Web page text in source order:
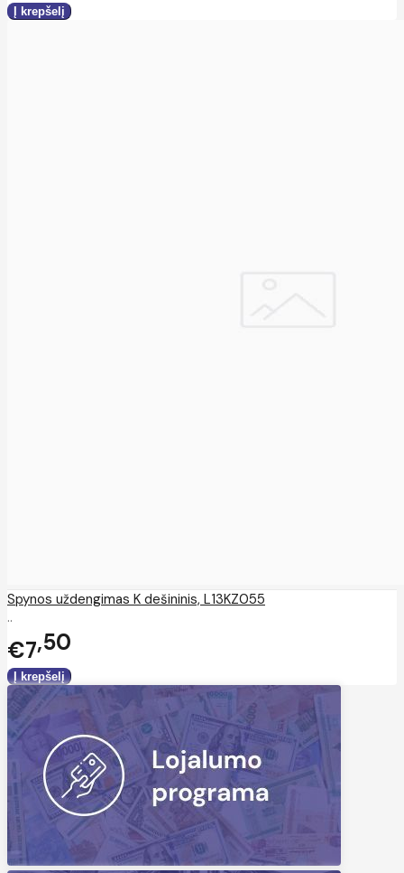
Spynos uždengimas K dešininis, L13KZ055
..
€7 50